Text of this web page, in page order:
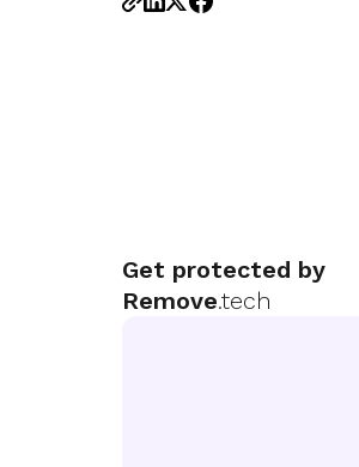
Get protected by
Remove.tech